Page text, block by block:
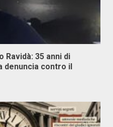
Ravidà: 35 anni di
denuncia contro il